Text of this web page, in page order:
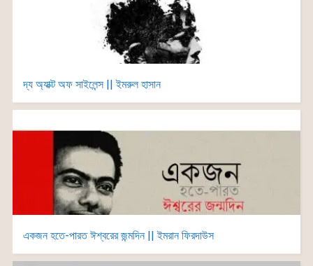
দ্য অ্যাক্ট অফ সাইলেন্স || ইমরুল হাসান
একজন হতে-পারত ঈশ্বরের জন্মদিন || ইমরান ফিরদাউস